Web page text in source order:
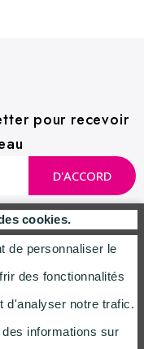
pour recevoir


cookies.
de personnaliser le
des fonctionnalités
d'analyser notre trafic.
informations sur